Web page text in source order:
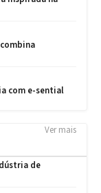
Ver mais
de